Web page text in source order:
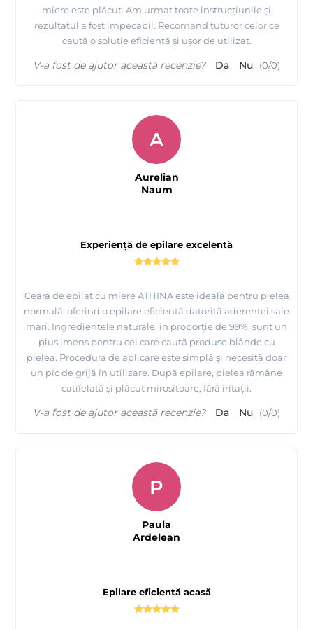
miere este plăcut. Am urmat toate instrucțiunile și
rezultatul a fost impecabil. Recomand tuturor celor ce
caută o soluție eficientă și ușor de utilizat.
V-a fost de ajutor această recenzie? Da Nu (0/0)
Experiență de epilare excelentă
Ceara de epilat cu miere ATHINA este ideală pentru pielea
normală, oferind o epilare eficientă datorită aderentei sale
mari. Ingredientele naturale, în proporție de 99%, sunt un
plus imens pentru cei care caută produse blânde cu
pielea. Procedura de aplicare este simplă și necesită doar
un pic de grijă în utilizare. După epilare, pielea rămâne
catifelată și plăcut mirositoare, fără iritații.
A
Aurelian
Naum
V-a fost de ajutor această recenzie? Da Nu (0/0)
Epilare eficientă acasă
P
Paula
Ardelean